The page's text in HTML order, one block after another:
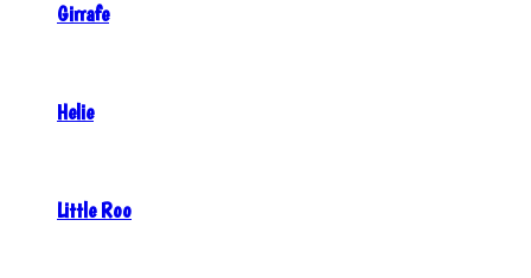
Girrafe
Helie
Little Roo